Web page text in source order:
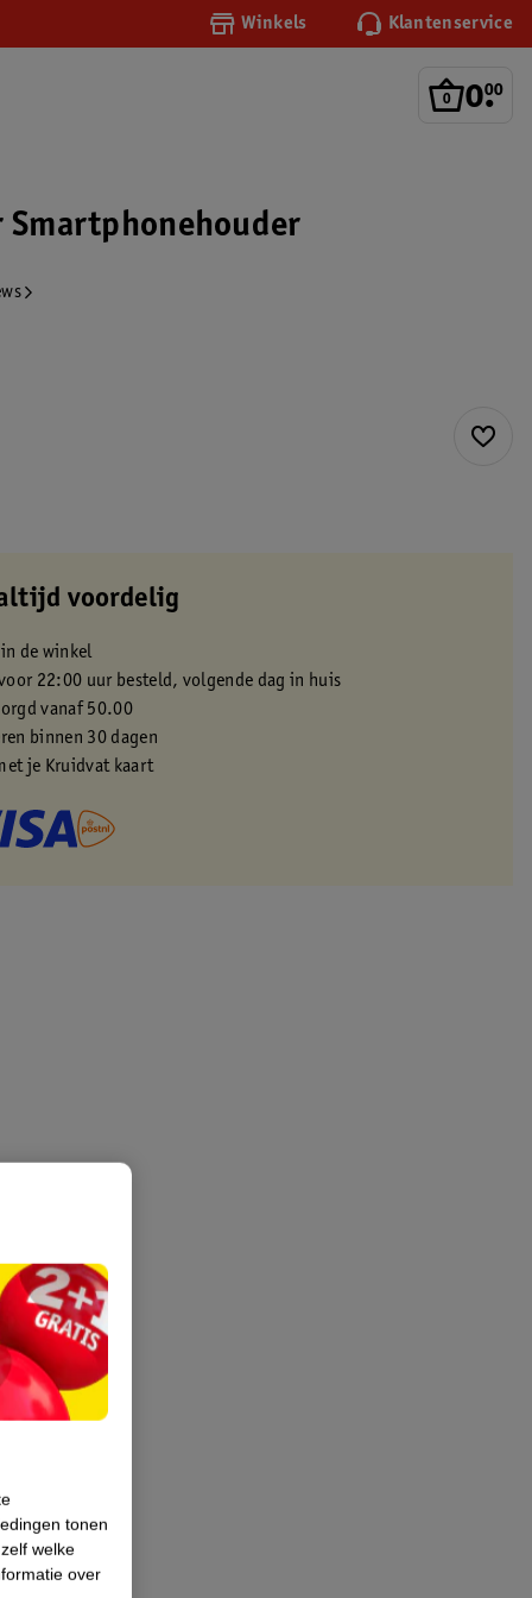
Winkels Klantenservice
0.
00
Smartphonehouder
voordelig
de winkel
22:00 uur besteld, volgende dag in huis
vanaf 50.00
binnen 30 dagen
je Kruidvat kaart
tonen
welke
over